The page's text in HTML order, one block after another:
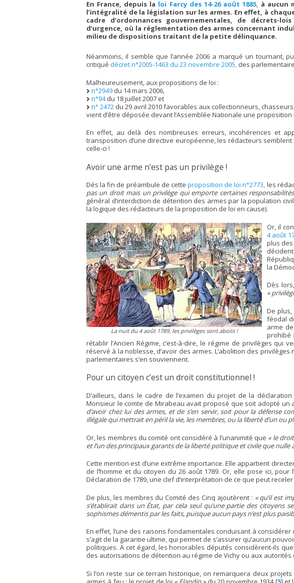
En France, depuis la loi Farcy des 14-26 août 1885, à aucun
l’intégralité de la législation sur les armes. En effet, à
cadre d’ordonnances gouvernementales, de
d’urgence, où la réglementation des armes concernant
milieu de dispositions traitant de la petite délinquance.
Néanmoins, il semble que l’année 2006 a marqué un tournant,
critiqué décret n°2005-1463 du 23 novembre 2005, des
Malheureusement, aux propositions de loi :
n°2949 du 14 mars 2006,
n°94du 18 juillet 2007 et
n° 2472 du 29 avril 2010 favorables aux collectionneurs,
vient d’être déposée devant l’Assemblée Nationale une proposition
En effet, au delà des nombreuses erreurs, incohérences et
transposition d’une directive européenne, les rédacteurs
celle-ci !
Avoir une arme n’est pas un privilège !
Dés la fin de préambule de cette proposition de loi n°2773, les
pas un droit mais un privilège qui emporte certaines
général d’interdiction de détention des armes par la population
la logique des rédacteurs de la proposition de loi en cause).
La nuit du 4 août 1789, les privilèges sont abolis !
Or, il
4 août
plus
la
Dès
«
De
féodal
arme
prohibé
rétablir l’Ancien Régime, c’est-à-dire, le régime de privilèges
réservé à la noblesse, d’avoir des armes. L’abolition des
parlementaires s’en souviennent.
Pour un citoyen c’est un droit constitutionnel !
D’ailleurs, dans le cadre de l’examen du projet de la
Monsieur le comte de Mirabeau avait proposé que soit adopté un
d’avoir chez lui des armes, et de s’en servir, soit pour la défense
illégale qui mettrait en péril la vie, les membres, ou la liberté d’un ou
Or, les membres du comité ont considéré à l’unanimité que « le
et l’un des principaux garants de la liberté politique et civile que
Cette mention est d’une extrême importance. Elle appartient
de l’homme et du citoyen du 26 août 1789. Or, elle pose ici,
Déclaration de 1789, une clef d’interprétation de ce que peut
De plus, les membres du Comité des Cinq ajoutèrent : « qu’il est
s’établirait dans un État, par cela seul qu’une partie des
sophismes démentis par les faits, puisque aucun pays n’est plus
En effet, l’une des raisons fondamentales conduisant à
s’agit de la garantie ultime, qui permet de s’assurer qu’aucun
politiques. A cet égard, les honorables députés considèrent-ils
des autorisations de détention au régime de Vichy ou aux autorités
Si l’on reste sur ce terrain historique, on remarquera deux